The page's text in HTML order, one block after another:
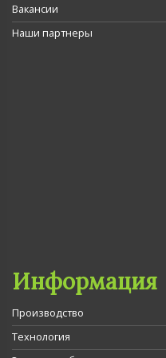
Вакансии
Наши партнеры
Информация
Производство
Технология